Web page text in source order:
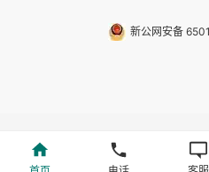
新公网安备